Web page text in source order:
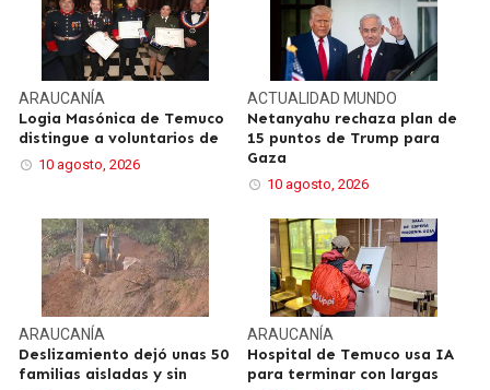
ARAUCANÍA
Logia Masónica de Temuco
distingue a voluntarios de
10 agosto, 2026
ACTUALIDAD MUNDO
Netanyahu rechaza plan de
15 puntos de Trump para
Gaza
10 agosto, 2026
ARAUCANÍA
Deslizamiento dejó unas 50
familias aisladas y sin
ARAUCANÍA
Hospital de Temuco usa IA
para terminar con largas